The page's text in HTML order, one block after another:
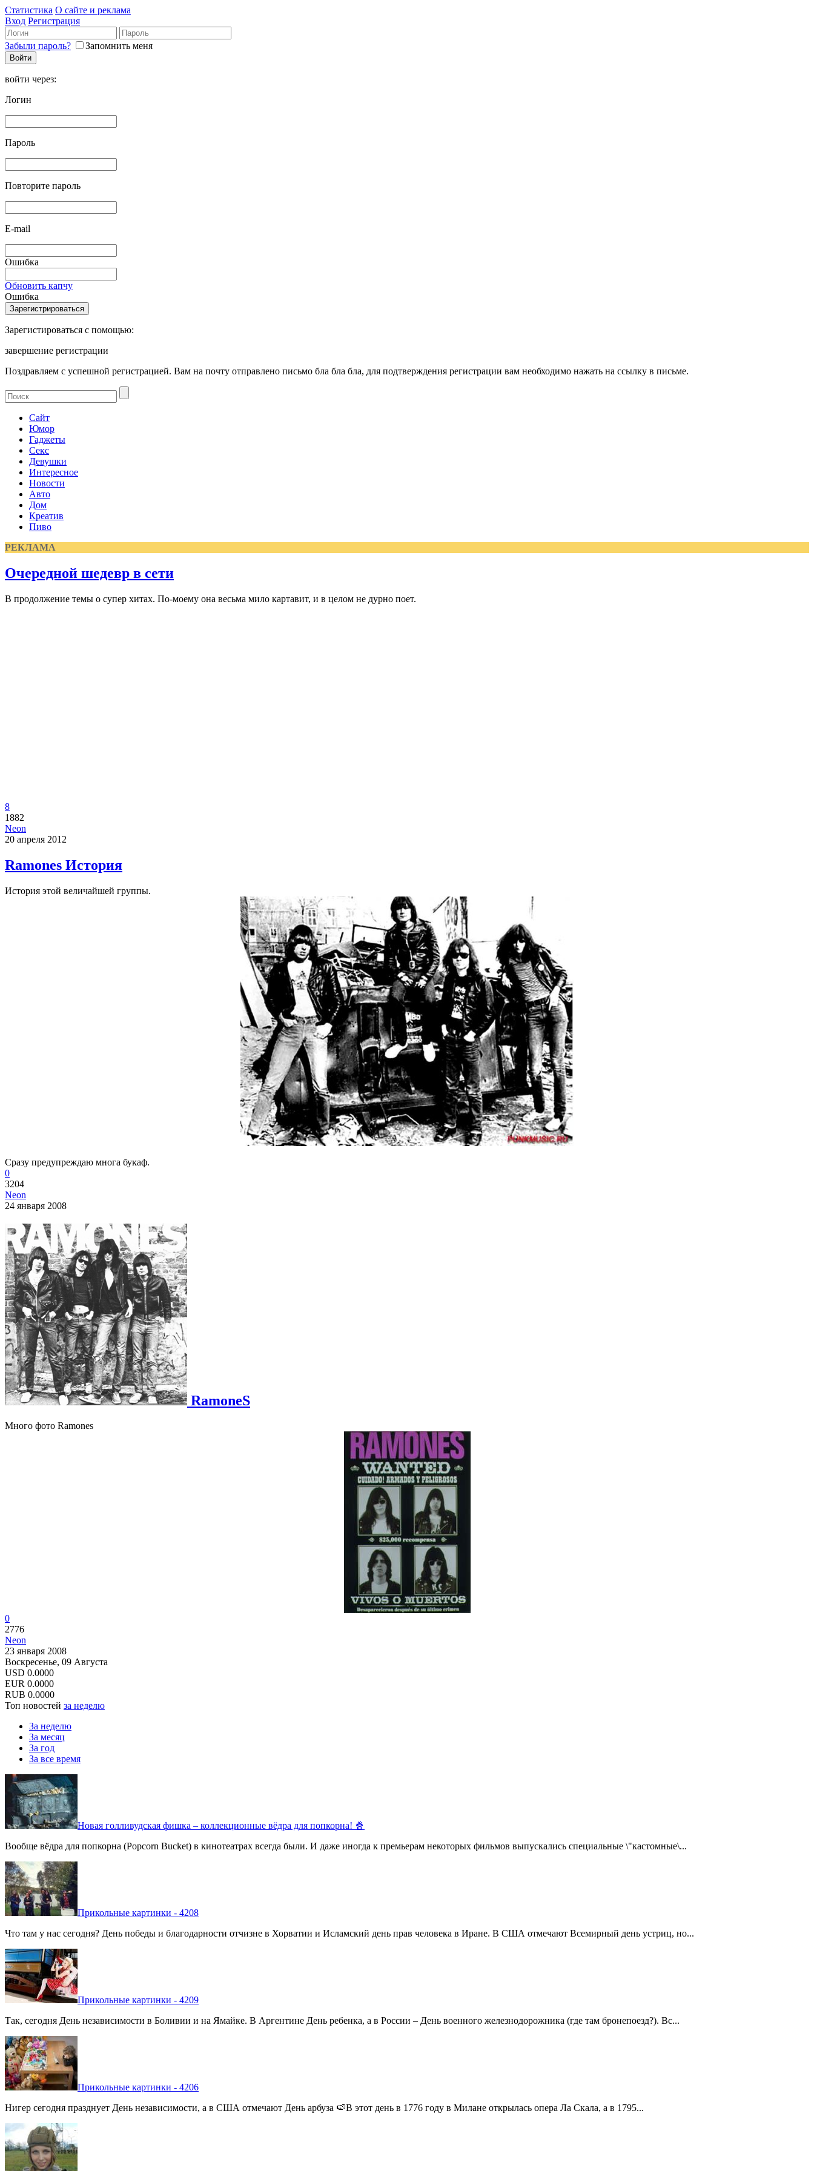
Статистика О сайте и реклама
Вход Регистрация
Забыли пароль? Запомнить меня
войти через:
Логин
Пароль
Повторите пароль
E-mail
Ошибка
Обновить капчу
Ошибка
Зарегистироваться с помощью:
завершение регистрации
Поздравляем с успешной регистрацией. Вам на почту отправлено письмо бла бла бла, для подтверждения регистрации вам необходимо нажать на ссылку в письме.
Сайт
Юмор
Гаджеты
Секс
Девушки
Интересное
Новости
Авто
Дом
Креатив
Пиво
РЕКЛАМА
Очередной шедевр в сети
В продолжение темы о супер хитах. По-моему она весьма мило картавит, и в целом не дурно поет.
8
1882
Neon
20 апреля 2012
Ramones История
История этой величайшей группы.
Сразу предупреждаю многа букаф.
0
3204
Neon
24 января 2008
RamoneS
Много фото Ramones
0
2776
Neon
23 января 2008
Воскресенье, 09 Августа
USD 0.0000
EUR 0.0000
RUB 0.0000
Топ новостей за неделю
За неделю
За месяц
За год
За все время
Новая голливудская фишка – коллекционные вёдра для попкорна! 🍿
Вообще вёдра для попкорна (Popcorn Bucket) в кинотеатрах всегда были. И даже иногда к премьерам некоторых фильмов выпускались специальные \"кастомные\...
Прикольные картинки - 4208
Что там у нас сегодня? День победы и благодарности отчизне в Хорватии и Исламский день прав человека в Иране. В США отмечают Всемирный день устриц, но...
Прикольные картинки - 4209
Так, сегодня День независимости в Боливии и на Ямайке. В Аргентине День ребенка, а в России – День военного железнодорожника (где там бронепоезд?). Вс...
Прикольные картинки - 4206
Нигер сегодня празднует День независимости, а в США отмечают День арбуза 🍉В этот день в 1776 году в Милане открылась опера Ла Скала, а в 1795...